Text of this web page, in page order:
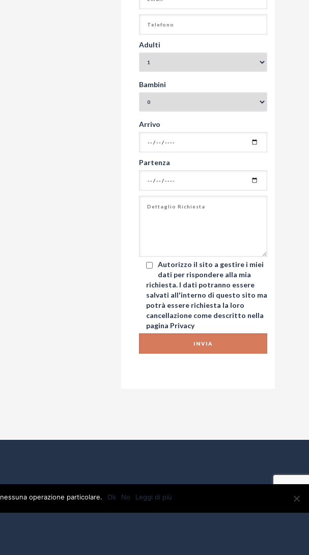
Adulti
Bambini
Arrivo
Partenza
Autorizzo il sito a gestire i miei
dati per rispondere alla mia
richiesta. I dati potranno essere
salvati all'interno di questo sito ma
potrà essere richiesta la loro
cancellazione come descritto nella
pagina Privacy
operazione particolare. Ok No Leggi di più